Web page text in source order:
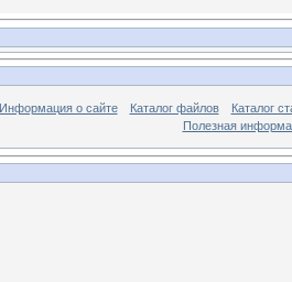
Информация о сайте Каталог файлов
Каталог
Полезная